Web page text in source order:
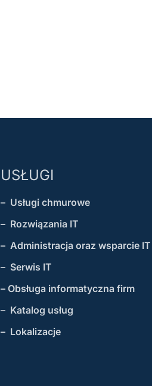
USŁUGI
– Usługi chmurowe
– Rozwiązania IT
– Administracja oraz wsparcie IT
– Serwis IT
– Obsługa informatyczna firm
– Katalog usług
– Lokalizacje